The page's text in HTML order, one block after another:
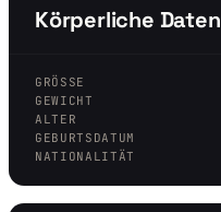
Körperliche Daten
GRÖSSE
GEWICHT
ALTER
GEBURTSDATUM
NATIONALITÄT